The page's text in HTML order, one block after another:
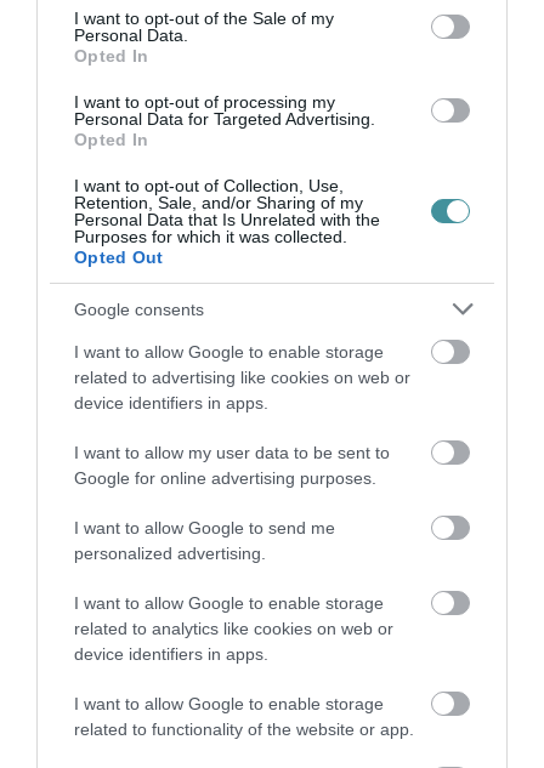
consent section.
I want to opt-out of the Sale of my
Personal Data.
Opted In
I want to opt-out of processing my
Personal Data for Targeted Advertising.
Opted In
I want to opt-out of Collection, Use,
Retention, Sale, and/or Sharing of my
Personal Data that Is Unrelated with the
Purposes for which it was collected.
Opted Out
Google consents
I want to allow Google to enable storage
related to advertising like cookies on web or
device identifiers in apps.
I want to allow my user data to be sent to
Google for online advertising purposes.
I want to allow Google to send me
personalized advertising.
I want to allow Google to enable storage
related to analytics like cookies on web or
device identifiers in apps.
I want to allow Google to enable storage
related to functionality of the website or app.
Több forrás szerint Muharrem Köse ezredes,
egykori vezérkari törzstiszt volt a
hatalomátvételi kísérlet szervezője. Az
Anadolu úgy tudja, hogy Kösét márciusban
eltávolították a vezérkari törzsből.
Más hírek ugyanakkor azt sejtetik, hogy
szombat reggelre még korántsem volt teljes a
puccsisták feletti győzelem. Erdogan
Isztambulban még nem tudta megmondani,
hogy mi lett a vezérkari főnök sorsa. Még csak
ezután jelentették a hírügynökségek, hogy
harci gépek szálltak fel a lázadók gépeinek
miniszterelnök tévényilatkozatában arról is
beszélt, hogy a zendülők Ankarában és
Isztambulban továbbra is tüzelnek a levegőből,
de hozzátette: a helyzet "minden percben
egyre javul", a hadsereg felső vezetésének
nagy része most már ura a fegyveres erőknek.